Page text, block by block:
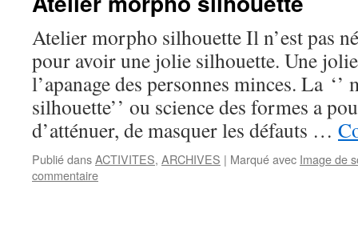
Atelier morpho silhouette Il n’est pas
pour avoir une jolie silhouette. Une
l’apanage des personnes minces. La
silhouette’’ ou science des formes a
d’atténuer, de masquer les défauts …
Publié dansACTIVITES, ARCHIVES | Marqué avec Image de
commentaire